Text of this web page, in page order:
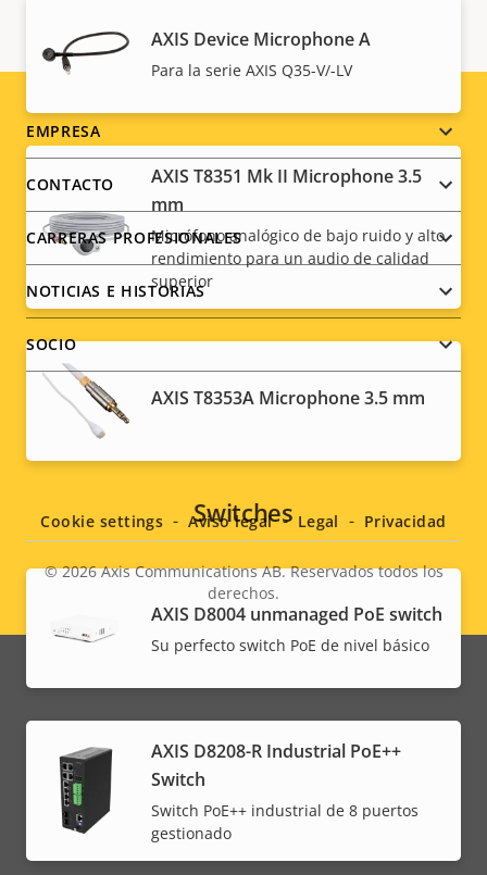
AXIS Device Microphone A
Para la serie AXIS Q35-V/-LV
AXIS T8351 Mk II Microphone 3.5
mm
Micrófono analógico de bajo ruido y alto
rendimiento para un audio de calidad
superior
AXIS T8353A Microphone 3.5 mm
Switches
AXIS ​D8004 unmanaged PoE switch
Su perfecto switch PoE de nivel básico
AXIS D8208-R Industrial PoE++
Switch
Switch PoE++ industrial de 8 puertos
gestionado
Footer
menu
EMPRESA
CONTACTO
CARRERAS PROFESIONALES
NOTICIAS E HISTORIAS
SOCIO
Social
menu
© 2026Axis Communications AB. Reservados todos los
derechos.
Cookie settings Aviso legal Legal Privacidad